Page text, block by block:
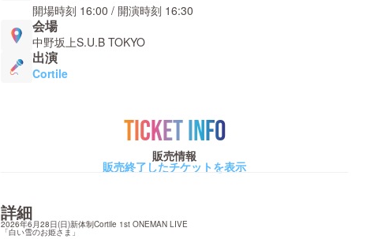
開場時刻 16:00 / 開演時刻 16:30
会場
中野坂上S.U.B TOKYO
出演
Cortile
TICKET INFO
販売情報
販売終了したチケットを表示
詳細
2026年6月28日(日)新体制Cortile 1st ONEMAN LIVE
「白い雪のお姫さま」